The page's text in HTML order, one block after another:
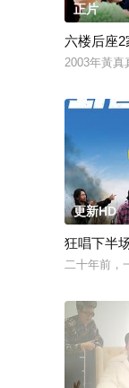
正片
六楼后座
2003年黃
更新HD
狂唱下半
二十年前，